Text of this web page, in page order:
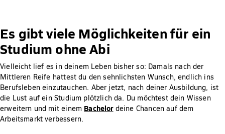
Es gibt viele Möglichkeiten für ein
Studium ohne Abi
Vielleicht lief es in deinem Leben bisher so: Damals nach der
Mittleren Reife hattest du den sehnlichsten Wunsch, endlich ins
Berufsleben einzutauchen. Aber jetzt, nach deiner Ausbildung, ist
die Lust auf ein Studium plötzlich da. Du möchtest dein Wissen
erweitern und mit einem Bachelordeine Chancen auf dem
Arbeitsmarkt verbessern.